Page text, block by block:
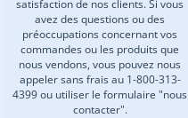
satisfaction de nos clients. Si vous
avez des questions ou des
préoccupations concernant vos
commandes ou les produits que
nous vendons, vous pouvez nous
appeler sans frais au 1-800-313-
4399 ou utiliser le formulaire "nous
contacter".